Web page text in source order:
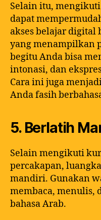
Selain itu,
dapat
akses belajar digital
yang menampilkan
begitu Anda bisa
intonasi, dan
Cara ini juga
Anda fasih
5. Berlatih
Selain mengikuti
percakapan,
mandiri. Gunakan
membaca, menulis,
bahasa Arab.